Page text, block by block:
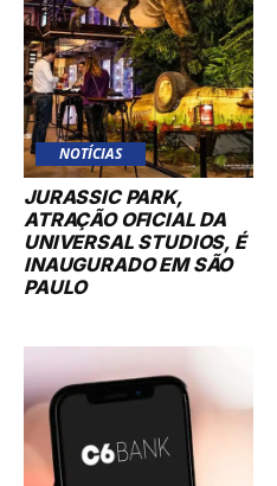
NOTÍCIAS
JURASSIC PARK,
ATRAÇÃO OFICIAL DA
UNIVERSAL STUDIOS, É
INAUGURADO EM SÃO
PAULO